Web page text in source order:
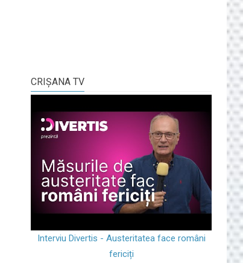
CRIŞANA TV
Interviu Divertis - Austeritatea face români
fericiți